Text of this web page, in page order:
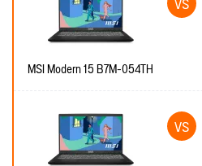
MSI Modern 15 B7M-054TH